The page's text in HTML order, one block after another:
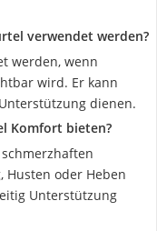
verwendet werden?
werden, wenn
wird. Er kann
dienen.
Komfort bieten?
Husten oder Heben
Unterstützung